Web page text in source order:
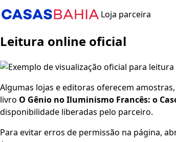
Loja parceira
Leitura online oficial
Algumas lojas e editoras oferecem
livro O Gênio no Iluminismo Francês: o
disponibilidade liberadas pelo parceiro.
Para evitar erros de permissão na página,